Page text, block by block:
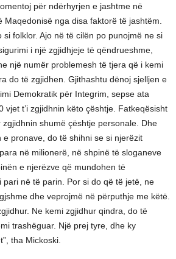
për ndërhyrjen e jashtme në
nga disa faktorë të jashtëm.
si folklor. Ajo në të cilën po punojmë ne si
i një zgjidhjeje të qëndrueshme,
një numër problemesh të tjera që i kemi
do të zgjidhen. Gjithashtu dënoj sjelljen e
Demokratik për Integrim, sepse ata
vjet t’i zgjidhnin këto çështje. Fatkeqësisht
shumë çështje personale. Dhe
e pronave, do të shihni se si njerëzit
në milionerë, në shpinë të sloganeve
e njerëzve që mundohen të
pari në të parin. Por si do që të jetë, ne
dhe veprojmë në përputhje me këtë.
Ne kemi zgjidhur qindra, do të
trashëguar. Një prej tyre, dhe ky
tha Mickoski.